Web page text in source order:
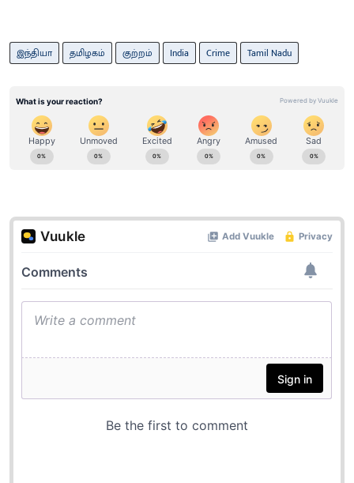
இந்தியா தமிழகம் குற்றம் India Crime Tamil Nadu